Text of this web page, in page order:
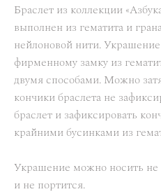
Браслет из коллекции
выполнен из гематита и
нейлоновой нити. Украшение
фирменному замку из
двумя способами. Можно
кончики браслета не
браслет и зафиксировать
крайними бусинками из
Украшение можно носить не
и не портится.